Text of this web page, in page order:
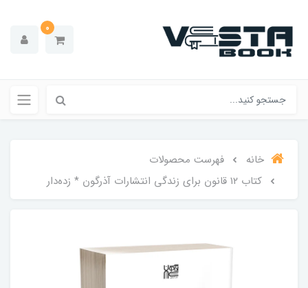
0
خانه
فهرست محصولات
کتاب ۱۲ قانون برای زندگی انتشارات آذرگون * زده‌دار